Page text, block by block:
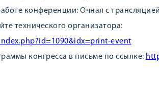
конференции: Очная с
технического организатора:
event
конгресса в письме по ссылке: